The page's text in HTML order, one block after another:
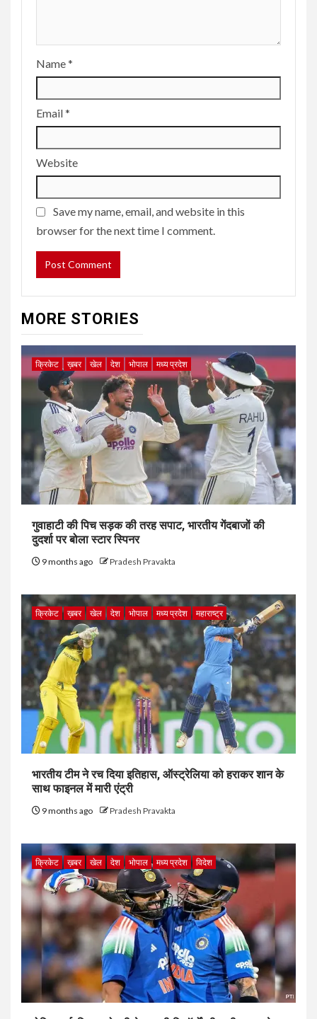
Name*
Email*
Website
Save my name, email, and website in this
browser for the next time I comment.
MORE STORIES
क्रिकेट ख़बर खेल देश भोपाल मध्य प्रदेश
गुवाहाटी की पिच सड़क की तरह सपाट, भारतीय गेंदबाजों की
दुदर्शा पर बोला स्टार स्पिनर
9 months ago Pradesh Pravakta
क्रिकेट ख़बर खेल देश भोपाल मध्य प्रदेश महाराष्ट्र
भारतीय टीम ने रच दिया इतिहास, ऑस्ट्रेलिया को हराकर शान के
साथ फाइनल में मारी एंट्री
9 months ago Pradesh Pravakta
क्रिकेट ख़बर खेल देश भोपाल मध्य प्रदेश विदेश